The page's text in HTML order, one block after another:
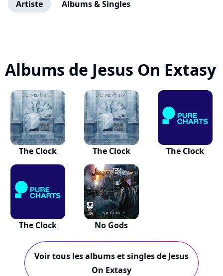
Artiste Albums & Singles
Albums de Jesus On Extasy
The Clock The Clock The Clock
The Clock No Gods
Voir tous les albums et singles de Jesus
On Extasy